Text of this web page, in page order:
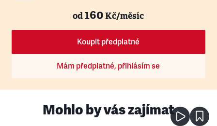
od160Kč/měsíc
Koupit předplatné
Mám předplatné, přihlásím se
Mohlo by vás zajímat